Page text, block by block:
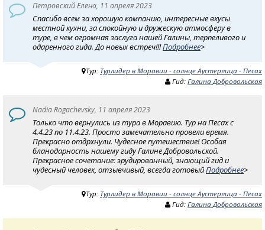
Петровский Елена, 11 апреля 2023
Спасибо всем за хорошую компанию, интересные вкусы
местной кухни, за спокойную и дружескую атмосферу в
туре, в чем огромная заслуга нашей Галины, терпеливого и
одаренного гида. До новых встреч!!!Подробнее>
Тур: Турлидер в Моравии - солнце Аустерлица - Песах
Гид: Галина Добровольская
Nadia Rogachevsky, 11 апреля 2023
Только что вернулись из тура в Моравию. Тур на Песах с
4.4.23 по 11.4.23. Просто замечательно провели время.
Прекрасно отдрхнули. Чудесное путешествие! Особая
бланодарность нашему гиду Галине Добровольской.
Прекрасное сочетание: эрудированный, знающий гид и
чудесный человек, отзывчивый, всегда готовыйПодробнее>
Тур: Турлидер в Моравии - солнце Аустерлица - Песах
Гид: Галина Добровольская